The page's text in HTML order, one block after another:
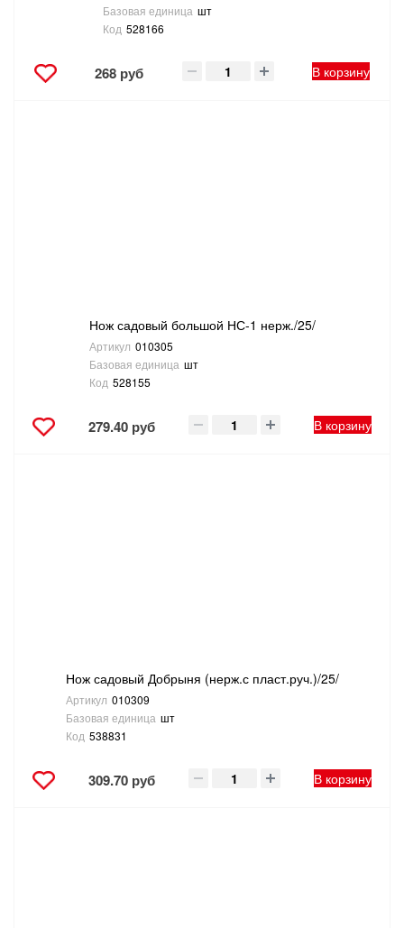
Базовая единица шт
Код 528166
268 руб В корзину
Нож садовый большой НС-1 нерж./25/
Артикул 010305
Базовая единица шт
Код 528155
279.40 руб В корзину
Нож садовый Добрыня (нерж.с пласт.руч.)/25/
Артикул 010309
Базовая единица шт
Код 538831
309.70 руб В корзину